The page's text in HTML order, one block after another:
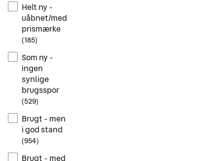
Helt ny -
uåbnet/med
prismærke
(185)
Som ny -
ingen
synlige
brugsspor
(529)
Brugt - men
i god stand
(954)
Brugt - med